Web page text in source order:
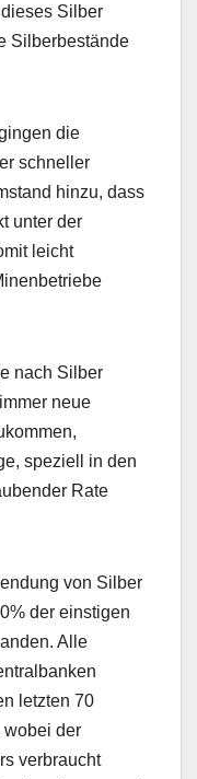
Silber
Silberbestände
die
schneller
hinzu, dass
unter der
leicht
nach Silber
neue
speziell in den
Rate
von Silber
der einstigen
Alle
letzten 70
wobei der
verbraucht